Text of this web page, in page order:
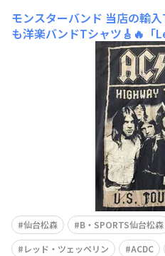
モンスターバンド 当店の輸
も洋楽バンドTシャツ🎸🔥
ッペリン)」イギリスのロッ
ードロックに多大なる影響を
には「The Song Remains
仙台松森 B・SPORTS仙台松森
レッド・ツェッペリン
ACDC